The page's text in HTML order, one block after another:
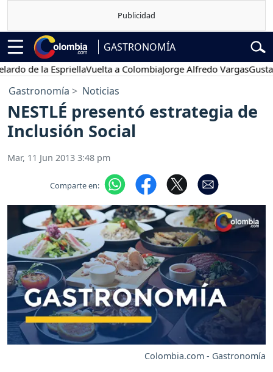
GASTRONOMÍA
de la EspriellaVuelta a ColombiaJorge Alfredo VargasGustavo
Gastronomía Noticias
NESTLÉ presentó estrategia de
Inclusión Social
Mar, 11 Jun 2013 3:48 pm
Comparte en:
Colombia.com - Gastronomía